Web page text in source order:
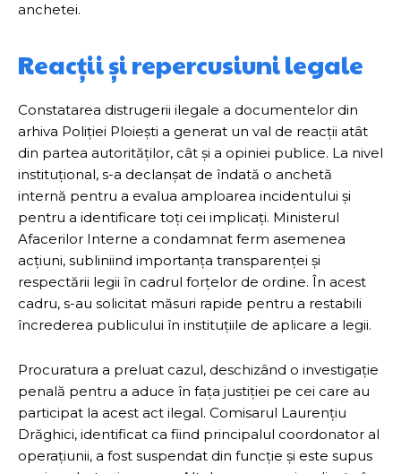
anchetei.
Reacții și repercusiuni legale
Constatarea distrugerii ilegale a documentelor din
arhiva Poliției Ploiești a generat un val de reacții atât
din partea autorităților, cât și a opiniei publice. La nivel
instituțional, s-a declanșat de îndată o anchetă
internă pentru a evalua amploarea incidentului și
pentru a identificare toți cei implicați. Ministerul
Afacerilor Interne a condamnat ferm asemenea
acțiuni, subliniind importanța transparenței și
respectării legii în cadrul forțelor de ordine. În acest
cadru, s-au solicitat măsuri rapide pentru a restabili
încrederea publicului în instituțiile de aplicare a legii.
Procuratura a preluat cazul, deschizând o investigație
penală pentru a aduce în fața justiției pe cei care au
participat la acest act ilegal. Comisarul Laurențiu
Drăghici, identificat ca fiind principalul coordonator al
operațiunii, a fost suspendat din funcție și este supus